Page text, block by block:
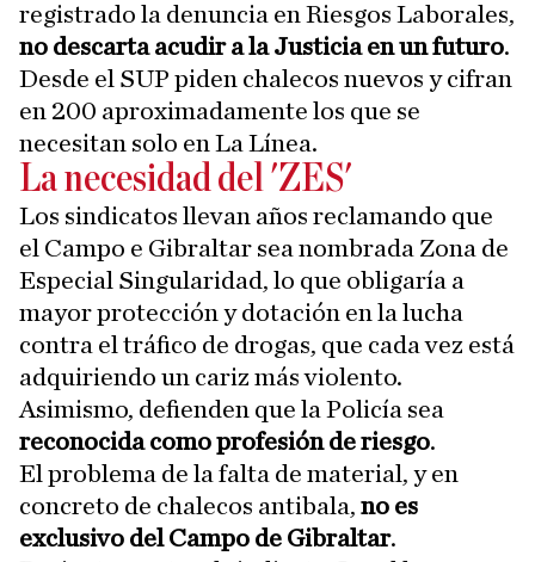
registrado la denuncia en Riesgos Laborales,
no descarta acudir a la Justicia en un futuro.
Desde el SUP piden chalecos nuevos y cifran
en 200 aproximadamente los que se
necesitan solo en La Línea.
La necesidad del 'ZES'
Los sindicatos llevan años reclamando que
el Campo e Gibraltar sea nombrada Zona de
Especial Singularidad, lo que obligaría a
mayor protección y dotación en la lucha
contra el tráfico de drogas, que cada vez está
adquiriendo un cariz más violento.
Asimismo, defienden que la Policía sea
reconocida como profesión de riesgo.
El problema de la falta de material, y en
concreto de chalecos antibala, no es
exclusivo del Campo de Gibraltar.